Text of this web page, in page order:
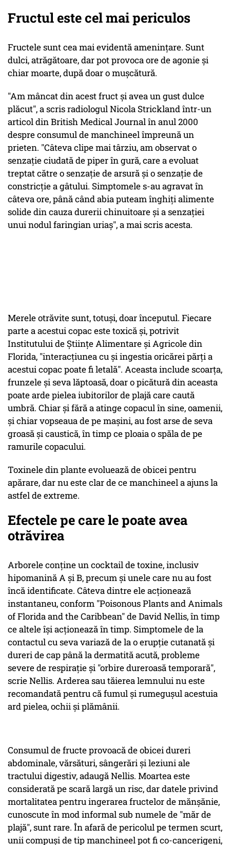
Fructul este cel mai periculos
Fructele sunt cea mai evidentă amenințare. Sunt
dulci, atrăgătoare, dar pot provoca ore de agonie și
chiar moarte, după doar o mușcătură.
"Am mâncat din acest fruct și avea un gust dulce
plăcut", a scris radiologul Nicola Strickland într-un
articol din British Medical Journal în anul 2000
despre consumul de manchineel împreună un
prieten. "Câteva clipe mai târziu, am observat o
senzație ciudată de piper în gură, care a evoluat
treptat către o senzație de arsură și o senzație de
constricție a gâtului. Simptomele s-au agravat în
câteva ore, până când abia puteam înghiți alimente
solide din cauza durerii chinuitoare și a senzației
unui nodul faringian uriaș", a mai scris acesta.
Merele otrăvite sunt, totuși, doar începutul. Fiecare
parte a acestui copac este toxică și, potrivit
Institutului de Științe Alimentare și Agricole din
Florida, "interacțiunea cu și ingestia oricărei părți a
acestui copac poate fi letală". Aceasta include scoarța,
frunzele și seva lăptoasă, doar o picătură din aceasta
poate arde pielea iubitorilor de plajă care caută
umbră. Chiar și fără a atinge copacul în sine, oamenii,
și chiar vopseaua de pe mașini, au fost arse de seva
groasă și caustică, în timp ce ploaia o spăla de pe
ramurile copacului.
Toxinele din plante evoluează de obicei pentru
apărare, dar nu este clar de ce manchineel a ajuns la
astfel de extreme.
Efectele pe care le poate avea
otrăvirea
Arborele conține un cocktail de toxine, inclusiv
hipomanină A și B, precum și unele care nu au fost
încă identificate. Câteva dintre ele acționează
instantaneu, conform "Poisonous Plants and Animals
of Florida and the Caribbean" de David Nellis, în timp
ce altele își acționează în timp. Simptomele de la
contactul cu seva variază de la o erupție cutanată și
dureri de cap până la dermatită acută, probleme
severe de respirație și "orbire dureroasă temporară",
scrie Nellis. Arderea sau tăierea lemnului nu este
recomandată pentru că fumul și rumegușul acestuia
ard pielea, ochii și plămânii.
Consumul de fructe provoacă de obicei dureri
abdominale, vărsături, sângerări și leziuni ale
tractului digestiv, adaugă Nellis. Moartea este
considerată pe scară largă un risc, dar datele privind
mortalitatea pentru ingerarea fructelor de mănșănie,
cunoscute în mod informal sub numele de "măr de
plajă", sunt rare. În afară de pericolul pe termen scurt,
unii compuși de tip manchineel pot fi co-cancerigeni,